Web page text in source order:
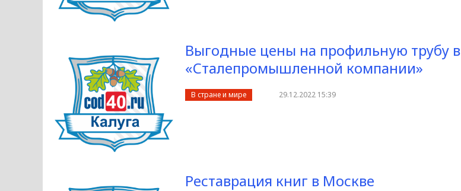
Выгодные цены на профильную трубу в
«Сталепромышленной компании»
В стране и мире 29.12.2022 15:39
Реставрация книг в Москве